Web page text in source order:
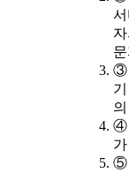
③
④
⑤